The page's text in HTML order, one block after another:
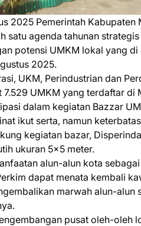
2025 Pemerintah Kabupaten
satu agenda tahunan
potensi UMKM lokal yang
2025.
UKM, Perindustrian dan
UMKM yang terdaftar di
dalam kegiatan Bazzar
ikut serta, namun
kegiatan bazar,
ukuran 5x5 meter.
alun-alun kota
dapat menata kembali
marwah alun-alun
pusat oleh-oleh